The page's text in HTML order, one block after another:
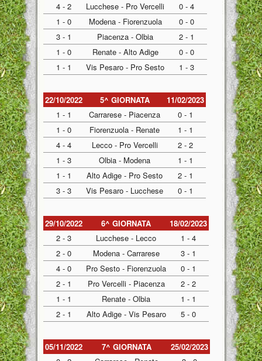
4 - 2
Lucchese - Pro Vercelli
0 - 4
1 - 0
Modena - Fiorenzuola
0 - 0
3 - 1
Piacenza - Olbia
2 - 1
1 - 0
Renate - Alto Adige
0 - 0
1 - 1
Vis Pesaro - Pro Sesto 1 - 3
22/10/2022 5^ GIORNATA
11/02/2023
1 - 1
Carrarese - Piacenza
0 - 1
1 - 0
Fiorenzuola - Renate
1 - 1
4 - 4
Lecco - Pro Vercelli
2 - 2
1 - 3
Olbia - Modena
1 - 1
1 - 1
Alto Adige - Pro Sesto
2 - 1
3 - 3
Vis Pesaro - Lucchese 0 - 1
29/10/2022 6^ GIORNATA
18/02/2023
2 - 3
Lucchese - Lecco
1 - 4
2 - 0
Modena - Carrarese
3 - 1
4 - 0
Pro Sesto - Fiorenzuola
0 - 1
2 - 1
Pro Vercelli - Piacenza
2 - 2
1 - 1
Renate - Olbia
1 - 1
2 - 1
Alto Adige - Vis Pesaro 5 - 0
05/11/2022 7^ GIORNATA
25/02/2023